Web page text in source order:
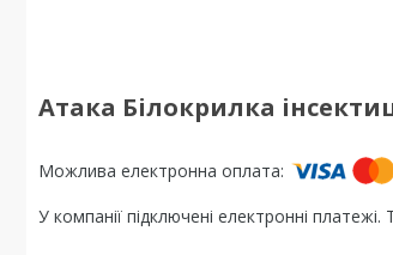
Атака Білокрилка
У компанії підключені електронні